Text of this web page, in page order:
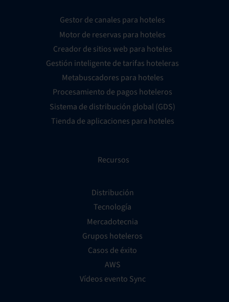
Gestor de canales para hoteles
Motor de reservas para hoteles
Creador de sitios web para hoteles
Gestión inteligente de tarifas hoteleras
Metabuscadores para hoteles
Procesamiento de pagos hoteleros
Sistema de distribución global (GDS)
Tienda de aplicaciones para hoteles
Recursos
Distribución
Tecnología
Mercadotecnia
Grupos hoteleros
Casos de éxito
AWS
Vídeos evento Sync